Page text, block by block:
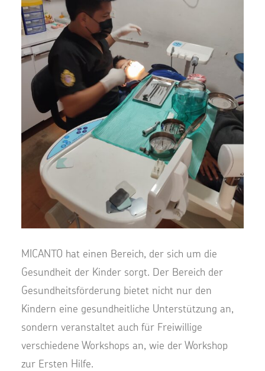
MICANTO hat einen Bereich, der sich um die
Gesundheit der Kinder sorgt. Der Bereich der
Gesundheitsförderung bietet nicht nur den
Kindern eine gesundheitliche Unterstützung an,
sondern veranstaltet auch für Freiwillige
verschiedene Workshops an, wie der Workshop
zur Ersten Hilfe.